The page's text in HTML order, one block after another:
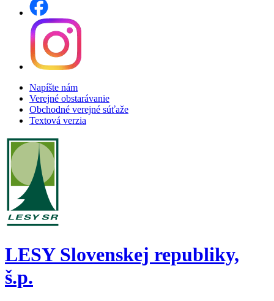
Napíšte nám
Verejné obstarávanie
Obchodné verejné súťaže
Textová verzia
LESY Slovenskej republiky,
š.p.